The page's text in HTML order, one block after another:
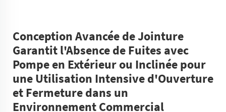
Conception Avancée de Jointure
Garantit l'Absence de Fuites avec
Pompe en Extérieur ou Inclinée pour
une Utilisation Intensive d'Ouverture
et Fermeture dans un
Environnement Commercial